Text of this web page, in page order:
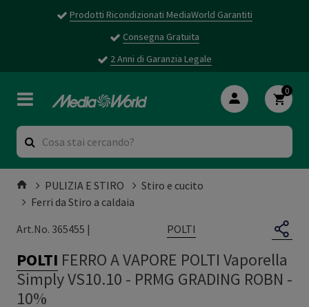
Prodotti Ricondizionati MediaWorld Garantiti
Consegna Gratuita
2 Anni di Garanzia Legale
0
PULIZIA E STIRO
Stiro e cucito
Ferri da Stiro a caldaia
Art.No. 365455 |
POLTI
POLTI FERRO A VAPORE POLTI Vaporella
Simply VS10.10 - PRMG GRADING ROBN -
10%